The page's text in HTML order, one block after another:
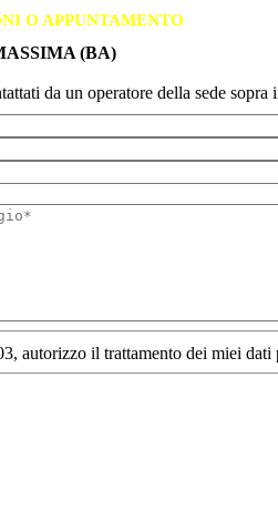
O APPUNTAMENTO
(BA)
da un operatore della sede sopra
autorizzo il trattamento dei miei